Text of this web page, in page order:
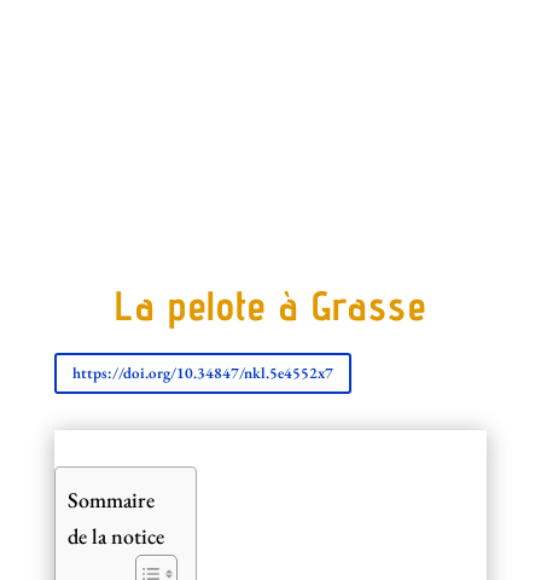
La pelote à Grasse
https://doi.org/10.34847/nkl.5e4552x7
Sommaire
de la notice